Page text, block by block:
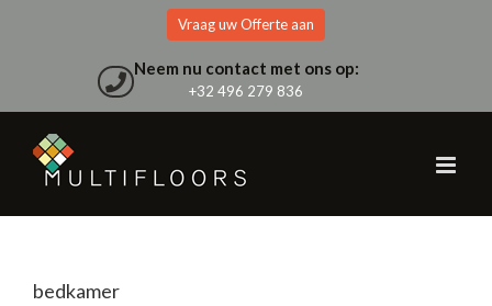
Vraag uw Offerte aan
Neem nu contact met ons op:
+32 496 279 836
bedkamer